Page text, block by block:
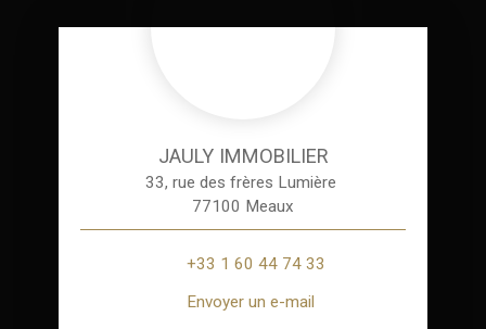
JAULY IMMOBILIER
33, rue des frères Lumière
77100 Meaux
+33 1 60 44 74 33
Envoyer un e-mail